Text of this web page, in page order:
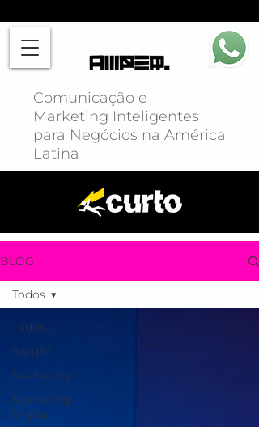
Comunicação e
Marketing Inteligentes
para Negócios na América
Latina
BLOG
Todos
Insight
Marketing
Marketing
Digital
Todos